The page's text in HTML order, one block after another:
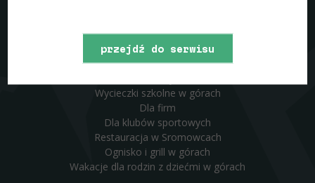
Co oferujemy?
Wycieczki szkolne w górach
Dla firm
Dla klubów sportowych
Restauracja w Sromowcach
Ognisko i grill w górach
Wakacje dla rodzin z dziećmi w górach
przejdź do serwisu